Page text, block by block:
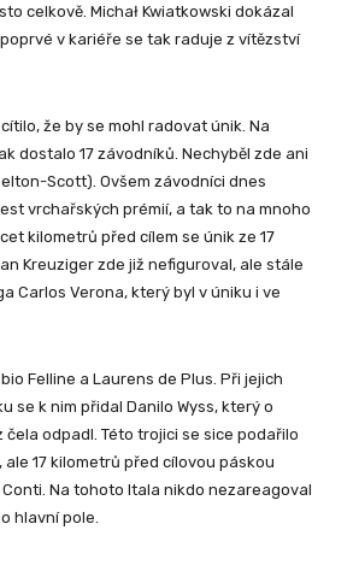
celkově. Michał Kwiatkowski dokázal
v kariéře se tak raduje z vítězství
že by se mohl radovat únik. Na
dostalo 17 závodníků. Nechyběl zde ani
Scott). Ovšem závodníci dnes
vrchařských prémií, a tak to na mnoho
kilometrů před cílem se únik ze 17
Kreuziger zde již nefiguroval, ale stále
Carlos Verona, který byl v úniku i ve
Felline a Laurens de Plus. Při jejich
se k nim přidal Danilo Wyss, který o
čela odpadl. Této trojici se sice podařilo
17 kilometrů před cílovou páskou
Na tohoto Itala nikdo nezareagoval
hlavní pole.